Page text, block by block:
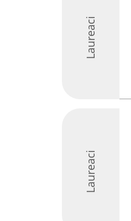
Laureaci
Laureaci